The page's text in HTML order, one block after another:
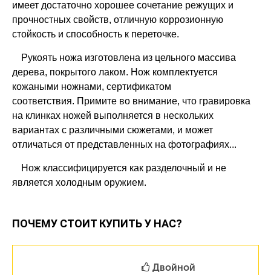
имеет достаточно хорошее сочетание режущих и
прочностных свойств, отличную коррозионную
стойкость и способность к переточке.
Рукоять ножа изготовлена из цельного массива
дерева, покрытого лаком. Нож комплектуется
кожаными ножнами, сертификатом
соответствия. Примите во внимание, что гравировка
на клинках ножей выполняется в нескольких
вариантах с различными сюжетами, и может
отличаться от представленных на фотографиях...
Нож классифицируется как разделочный и не
является холодным оружием.
ПОЧЕМУ СТОИТ КУПИТЬ У НАС?
Двойной